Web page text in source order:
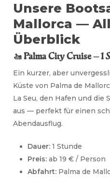
Unsere
Mallorca —
Überblick
🚤 Palma City Cruise — 1
Ein kurzer, aber
Küste von Palma de
La Seu, den Hafen und
aus — perfekt für einen
Abendausflug.
Dauer:1 Stunde
Preis:ab 19 € / Person
Abfahrt:Palma de